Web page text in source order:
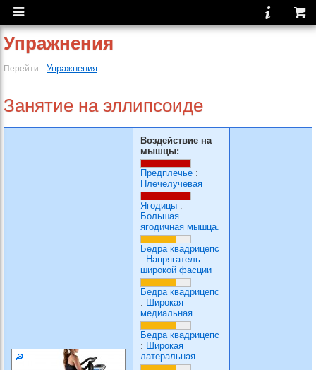
Упражнения
Перейти: Упражнения
Занятие на эллипсоиде
Воздействие на
мышцы:
Предплечье :
Плечелучевая
Ягодицы :
Большая
ягодичная мышца.
Бедра квадрицепс
: Напрягатель
широкой фасции
Бедра квадрицепс
: Широкая
медиальная
Бедра квадрицепс
: Широкая
латеральная